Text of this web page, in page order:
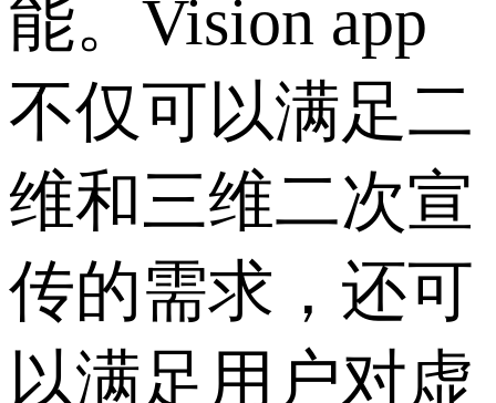
能。Vision app
不仅可以满足二
维和三维二次宣
传的需求，还可
以满足用户对虚